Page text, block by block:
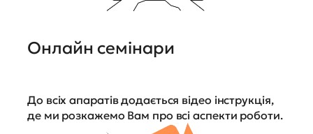
Онлайн семінари
До всіх апаратів додається відео інструкція,
де ми розкажемо Вам про всі аспекти роботи.